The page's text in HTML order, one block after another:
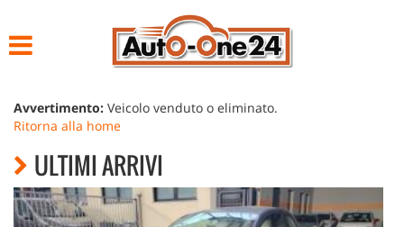
ACQUISTIAMO USATO
NOLEGGIO
Avvertimento: Veicolo venduto o eliminato.
Ritorna alla home
ULTIMI ARRIVI